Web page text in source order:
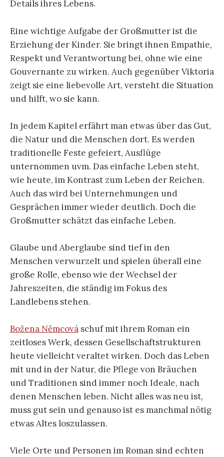
Details ihres Lebens.
Eine wichtige Aufgabe der Großmutter ist die
Erziehung der Kinder. Sie bringt ihnen Empathie,
Respekt und Verantwortung bei, ohne wie eine
Gouvernante zu wirken. Auch gegenüber Viktoria
zeigt sie eine liebevolle Art, versteht die Situation
und hilft, wo sie kann.
In jedem Kapitel erfährt man etwas über das Gut,
die Natur und die Menschen dort. Es werden
traditionelle Feste gefeiert, Ausflüge
unternommen uvm. Das einfache Leben steht,
wie heute, im Kontrast zum Leben der Reichen.
Auch das wird bei Unternehmungen und
Gesprächen immer wieder deutlich. Doch die
Großmutter schätzt das einfache Leben.
Glaube und Aberglaube sind tief in den
Menschen verwurzelt und spielen überall eine
große Rolle, ebenso wie der Wechsel der
Jahreszeiten, die ständig im Fokus des
Landlebens stehen.
Božena Němcová schuf mit ihrem Roman ein
zeitloses Werk, dessen Gesellschaftstrukturen
heute vielleicht veraltet wirken. Doch das Leben
mit und in der Natur, die Pflege von Bräuchen
und Traditionen sind immer noch Ideale, nach
denen Menschen leben. Nicht alles was neu ist,
muss gut sein und genauso ist es manchmal nötig
etwas Altes loszulassen.
Viele Orte und Personen im Roman sind echten